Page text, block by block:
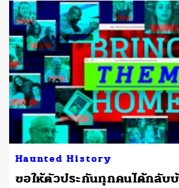
Haunted History
ขอให้ตัวประกันทุกคนได้กลับ